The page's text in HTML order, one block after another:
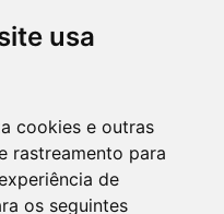
usa
cookies e outras
rastreamento para
de
os seguintes